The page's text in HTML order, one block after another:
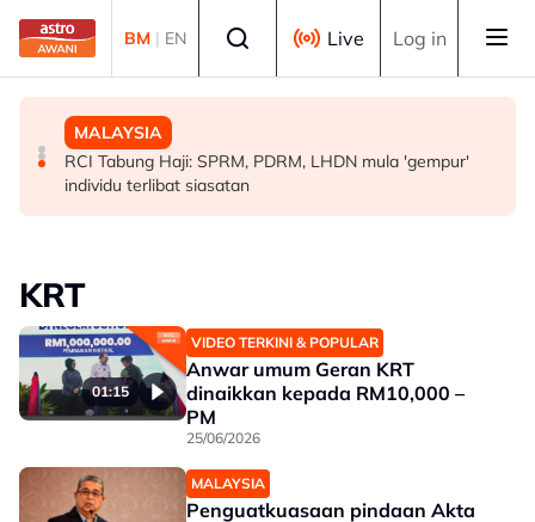
Skip to main content
BM | EN Live Log in
MALAYSIA
Kerajaan pastikan syor, dapatan RCI Tabung Haji
disiasat tuntas tanpa kompromi - PM Anwar
POLITIK
'Pihak ketiga' jangan ganggu usaha persefahaman parti
Melayu - Asyraf Wajdi
MALAYSIA
RCI Tabung Haji: SPRM, PDRM, LHDN mula 'gempur'
individu terlibat siasatan
KRT
01:15
VIDEO TERKINI & POPULAR
Anwar umum Geran KRT
dinaikkan kepada RM10,000 –
PM
25/06/2026
MALAYSIA
Penguatkuasaan pindaan Akta